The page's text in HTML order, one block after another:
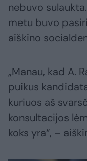
nebuvo
metu buvo
aiškino
„Manau, kad A.
puikus
kuriuos aš
konsultacijos
koks yra“, –